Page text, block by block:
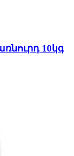
10կգ